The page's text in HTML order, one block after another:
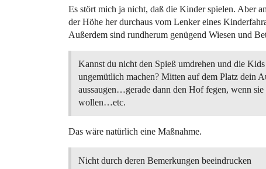
Es stört mich ja nicht, daß die Kinder spielen. Aber
der Höhe her durchaus vom Lenker eines
Außerdem sind rundherum genügend Wiesen und
Kannst du nicht den Spieß umdrehen und die
ungemütlich machen? Mitten auf dem Platz dein
aussaugen…gerade dann den Hof fegen, wenn sie
wollen…etc.
Das wäre natürlich eine Maßnahme.
Nicht durch deren Bemerkungen beeindrucken